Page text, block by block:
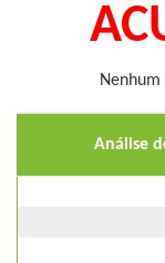
Análise